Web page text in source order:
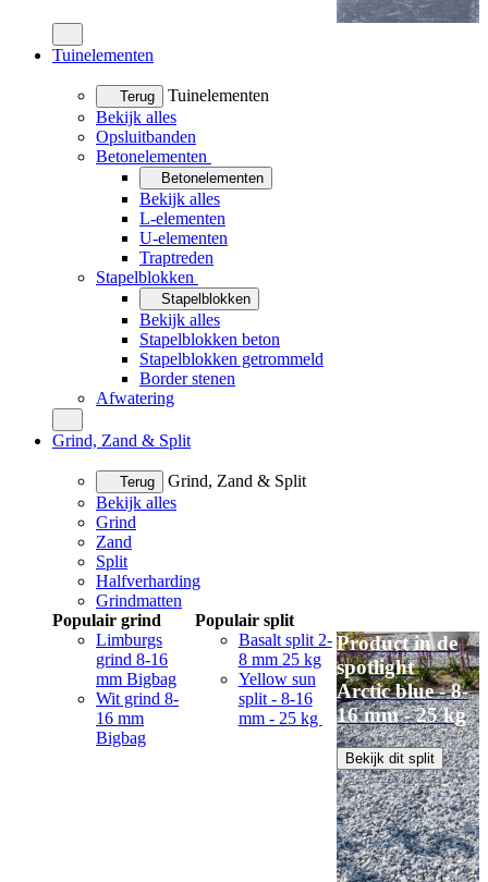
Tuinelementen
Terug
Tuinelementen
Bekijk alles
Opsluitbanden
Betonelementen
Betonelementen
Bekijk alles
L-elementen
U-elementen
Traptreden
Stapelblokken
Stapelblokken
Bekijk alles
Stapelblokken beton
Stapelblokken getrommeld
Border stenen
Afwatering
Grind, Zand & Split
Terug
Grind, Zand & Split
Bekijk alles
Grind
Zand
Split
Halfverharding
Grindmatten
Populair grind
Limburgs
grind 8-16
mm Bigbag
Wit grind 8-
16 mm
Bigbag
Populair split
Basalt split 2-
8 mm 25 kg
Yellow sun
split - 8-16
mm - 25 kg
Product in de
spotlight
Arctic blue - 8-
16 mm - 25 kg
Bekijk dit split